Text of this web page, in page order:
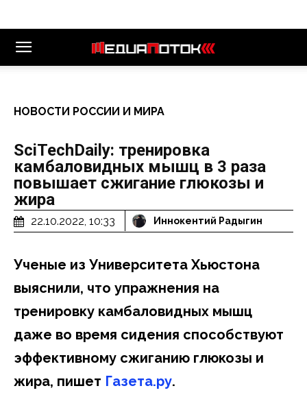
НОВОСТИ РОССИИ И МИРА
SciTechDaily: тренировка
камбаловидных мышц в 3 раза
повышает сжигание глюкозы и
жира
22.10.2022, 10:33 Иннокентий Радыгин
Ученые из Университета Хьюстона
выяснили, что упражнения на
тренировку камбаловидных мышц
даже во время сидения способствуют
эффективному сжиганию глюкозы и
жира, пишет Газета.ру.